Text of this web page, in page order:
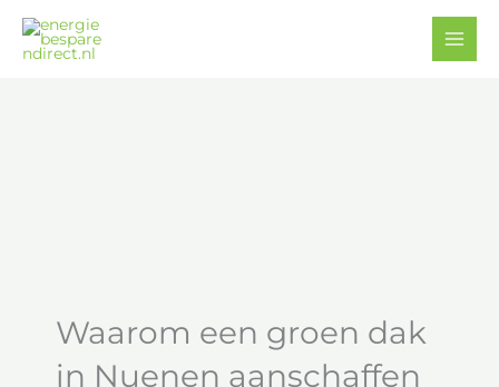
naar
Waarom een groen dak
in Nuenen aanschaffen